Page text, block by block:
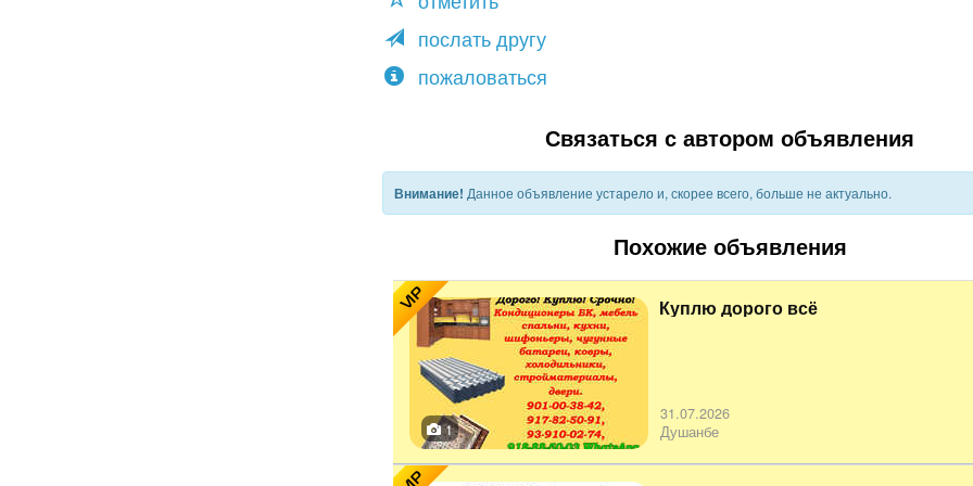
послать другу
пожаловаться
Связаться с автором объявления
Внимание! Данное объявление устарело и, скорее всего, больше не актуально.
Похожие объявления
VIP Куплю дорого всё
31.07.2026
1
Душанбе